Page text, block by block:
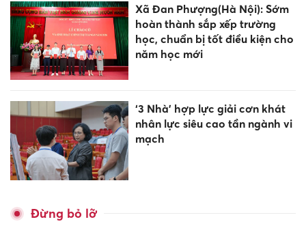
Xã Đan Phượng(Hà Nội): Sớm
hoàn thành sắp xếp trường
học, chuẩn bị tốt điều kiện cho
năm học mới
‘3 Nhà’ hợp lực giải cơn khát
nhân lực siêu cao tần ngành vi
mạch
Đừng bỏ lỡ